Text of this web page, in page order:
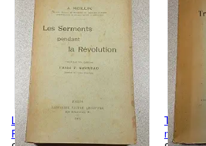
Les Serments pendant la
Révolution
Trente
notes &